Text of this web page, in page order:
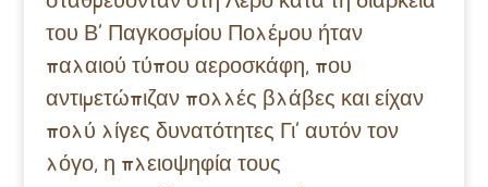
του Β’ Παγκοσμίου Πολέμου ήταν
παλαιού τύπου αεροσκάφη, που
αντιμετώπιζαν πολλές βλάβες και είχαν
πολύ λίγες δυνατότητες Γι’ αυτόν τον
λόγο, η πλειοψηφία τους